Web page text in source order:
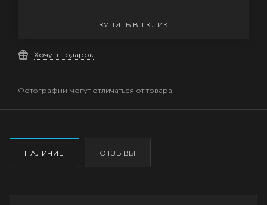
КУПИТЬ В 1 КЛИК
Хочу в подарок
Фотографии могут отличаться от товара!
НАЛИЧИЕ ОТЗЫВЫ